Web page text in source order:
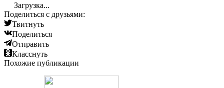
Загрузка...
Поделиться с друзьями:
Твитнуть
Поделиться
Отправить
Класснуть
Похожие публикации